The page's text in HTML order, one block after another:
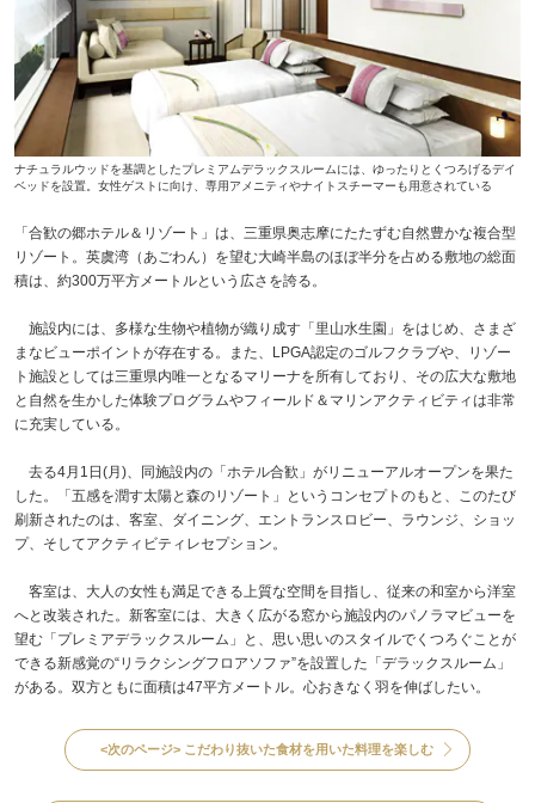
ナチュラルウッドを基調としたプレミアムデラックスルームには、ゆったりとくつろげるデイ
ベッドを設置。女性ゲストに向け、専用アメニティやナイトスチーマーも用意されている
「合歓の郷ホテル＆リゾート」は、三重県奥志摩にたたずむ自然豊かな複合型
リゾート。英虞湾（あごわん）を望む大崎半島のほぼ半分を占める敷地の総面
積は、約300万平方メートルという広さを誇る。
施設内には、多様な生物や植物が織り成す「里山水生園」をはじめ、さまざ
まなビューポイントが存在する。また、LPGA認定のゴルフクラブや、リゾー
ト施設としては三重県内唯一となるマリーナを所有しており、その広大な敷地
と自然を生かした体験プログラムやフィールド＆マリンアクティビティは非常
に充実している。
去る4月1日(月)、同施設内の「ホテル合歓」がリニューアルオープンを果た
した。「五感を潤す太陽と森のリゾート」というコンセプトのもと、このたび
刷新されたのは、客室、ダイニング、エントランスロビー、ラウンジ、ショッ
プ、そしてアクティビティレセプション。
客室は、大人の女性も満足できる上質な空間を目指し、従来の和室から洋室
へと改装された。新客室には、大きく広がる窓から施設内のパノラマビューを
望む「プレミアデラックスルーム」と、思い思いのスタイルでくつろぐことが
できる新感覚の“リラクシングフロアソファ”を設置した「デラックスルーム」
がある。双方ともに面積は47平方メートル。心おきなく羽を伸ばしたい。
<次のページ> こだわり抜いた食材を用いた料理を楽しむ